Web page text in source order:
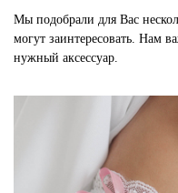
Мы подобрали для Вас
могут заинтересовать. Нам
нужный аксессуар.